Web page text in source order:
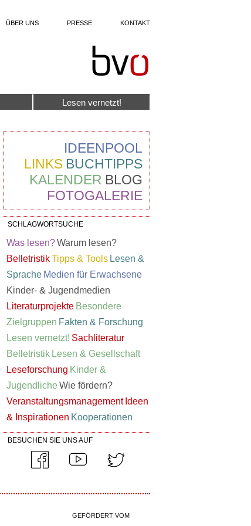
ÜBER UNS PRESSE KONTAKT
Lesen vernetzt!
IDEENPOOL
BUCHTIPPS
LINKS
BLOG
KALENDER
FOTOGALERIE
SCHLAGWORTSUCHE
Was lesen?Warum lesen?
BelletristikTipps & Tools Lesen &
Sprache Medien für Erwachsene
Kinder- & Jugendmedien
Literaturprojekte Besondere
Zielgruppen Fakten & Forschung
Lesen vernetzt! Sachliteratur
Belletristik Lesen & Gesellschaft
Leseforschung Kinder &
Jugendliche Wie fördern?
Veranstaltungsmanagement Ideen
& Inspirationen Kooperationen
BESUCHEN SIE UNS AUF
GEFÖRDERT VOM